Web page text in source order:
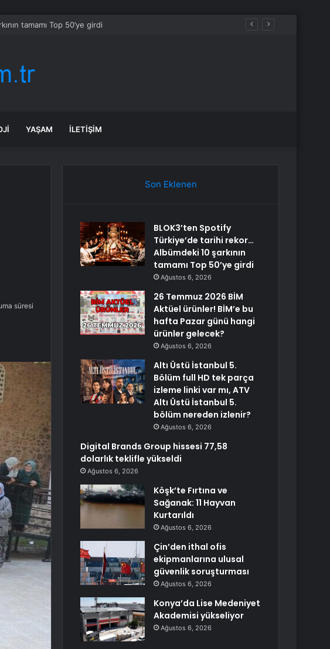
hangi ürünler gelecek?
YAŞAM İLETIŞIM
süresi
Son Eklenen
BLOK3’ten Spotify
Türkiye’de tarihi rekor…
Albümdeki 10 şarkının
tamamı Top 50’ye girdi
Ağustos 6, 2026
26 Temmuz 2026 BİM
Aktüel ürünler! BİM’e bu
hafta Pazar günü hangi
ürünler gelecek?
Ağustos 6, 2026
Altı Üstü İstanbul 5.
Bölüm full HD tek parça
izleme linki var mı, ATV
Altı Üstü İstanbul 5.
bölüm nereden izlenir?
Ağustos 6, 2026
Digital Brands Group hissesi 77,58
dolarlık teklifle yükseldi
Ağustos 6, 2026
Köşk’te Fırtına ve
Sağanak: 11 Hayvan
Kurtarıldı
Ağustos 6, 2026
Çin’den ithal ofis
ekipmanlarına ulusal
güvenlik soruşturması
Ağustos 6, 2026
Konya’da Lise Medeniyet
Akademisi yükseliyor
Ağustos 6, 2026